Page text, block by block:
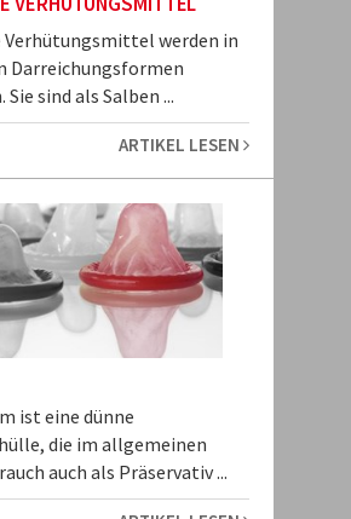
Verhütungsmittel werden in
Darreichungsformen
sind als Salben ...
ARTIKEL LESEN
ist eine dünne
die im allgemeinen
auch als Präservativ ...